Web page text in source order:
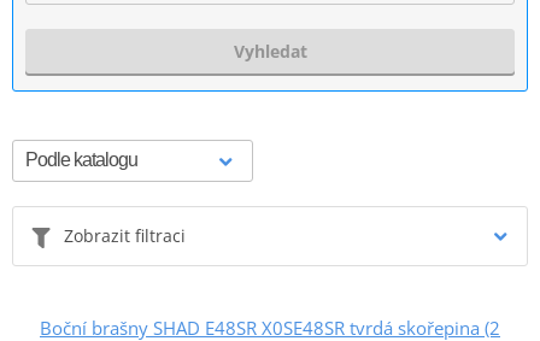
Vyhledat
Zobrazit filtraci
Boční brašny SHAD E48SR X0SE48SR tvrdá skořepina (2